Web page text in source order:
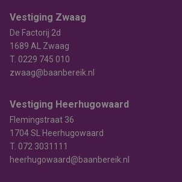
Vestiging Zwaag
De Factorij 2d
1689 AL Zwaag
T. 0229 745 010
zwaag@baanbereik.nl
Vestiging Heerhugowaard
Flemingstraat 36
1704 SL Heerhugowaard
T. 072 3031111
heerhugowaard@baanbereik.nl